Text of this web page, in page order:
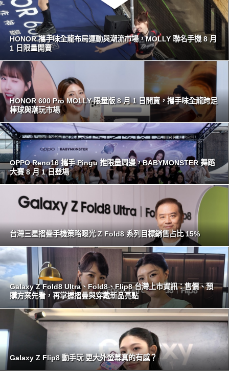
HONOR 攜手味全龍布局運動與潮流市場，MOLLY 聯名手機 8 月
1 日限量開賣
HONOR 600 Pro MOLLY 限量版 8 月 1 日開賣，攜手味全龍跨足
棒球與潮玩市場
OPPO Reno16 攜手 Pingu 推限量周邊，BABYMONSTER 舞蹈
大賽 8 月 1 日登場
台灣三星摺疊手機策略曝光 Z Fold8 系列目標銷售占比 15%
Galaxy Z Fold8 Ultra、Fold8、Flip8 台灣上市資訊：售價、預
購方案先看，再掌握摺疊與穿戴新品亮點
Galaxy Z Flip8 動手玩 更大外螢幕真的有感？